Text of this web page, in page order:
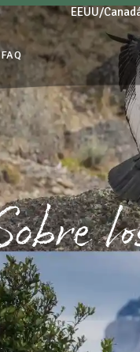
EEUU/
FAQ